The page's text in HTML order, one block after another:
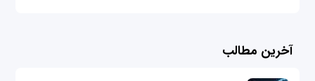
آخرین مطالب